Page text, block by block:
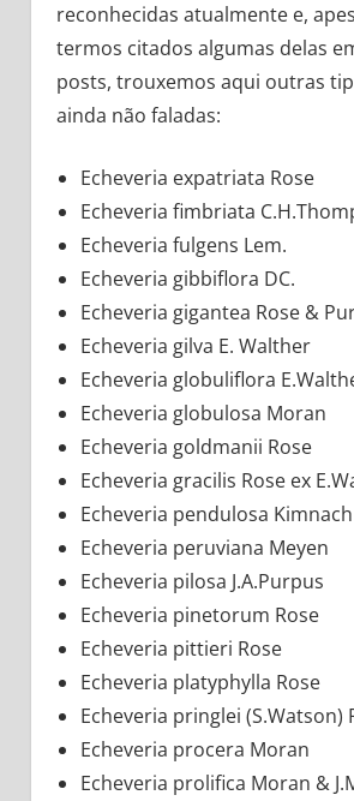
reconhecidas atualmente e,
termos citados algumas delas
posts, trouxemos aqui outras
ainda não faladas:
Echeveria expatriata Rose
Echeveria fimbriata
Echeveria fulgens Lem.
Echeveria gibbiflora DC.
Echeveria gigantea Rose &
Echeveria gilva E. Walther
Echeveria globuliflora
Echeveria globulosa Moran
Echeveria goldmanii Rose
Echeveria gracilis Rose ex
Echeveria pendulosa
Echeveria peruviana Meyen
Echeveria pilosa J.A.Purpus
Echeveria pinetorum Rose
Echeveria pittieri Rose
Echeveria platyphylla Rose
Echeveria pringlei (S.Watson)
Echeveria procera Moran
Echeveria prolifica Moran &